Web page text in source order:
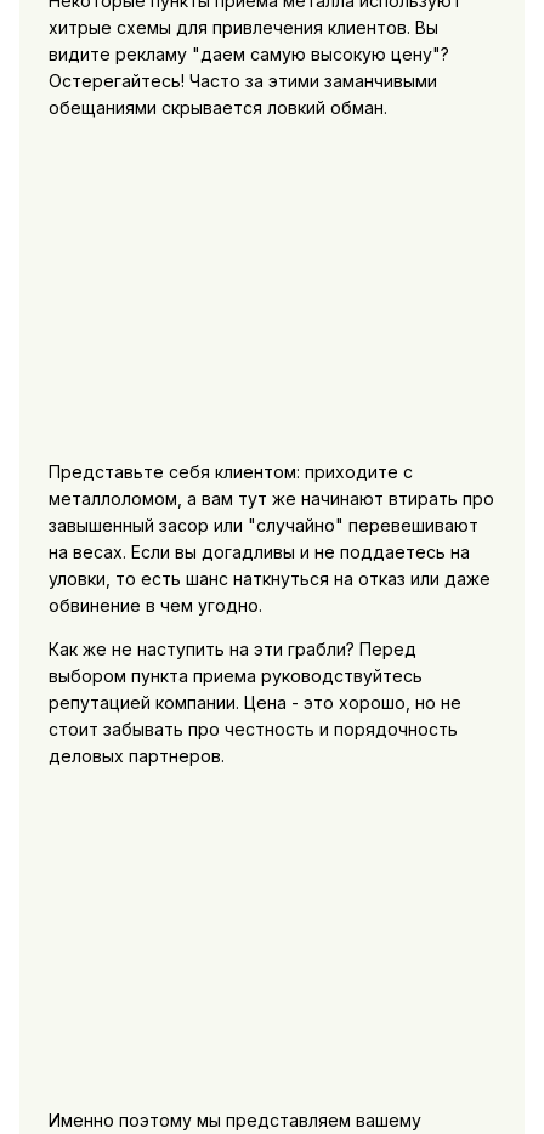
хитрые схемы для привлечения клиентов. Вы
видите рекламу "даем самую высокую цену"?
Остерегайтесь! Часто за этими заманчивыми
обещаниями скрывается ловкий обман.
Представьте себя клиентом: приходите с
металлоломом, а вам тут же начинают втирать про
завышенный засор или "случайно" перевешивают
на весах. Если вы догадливы и не поддаетесь на
уловки, то есть шанс наткнуться на отказ или даже
обвинение в чем угодно.
Как же не наступить на эти грабли? Перед
выбором пункта приема руководствуйтесь
репутацией компании. Цена - это хорошо, но не
стоит забывать про честность и порядочность
деловых партнеров.
Именно поэтому мы представляем вашему